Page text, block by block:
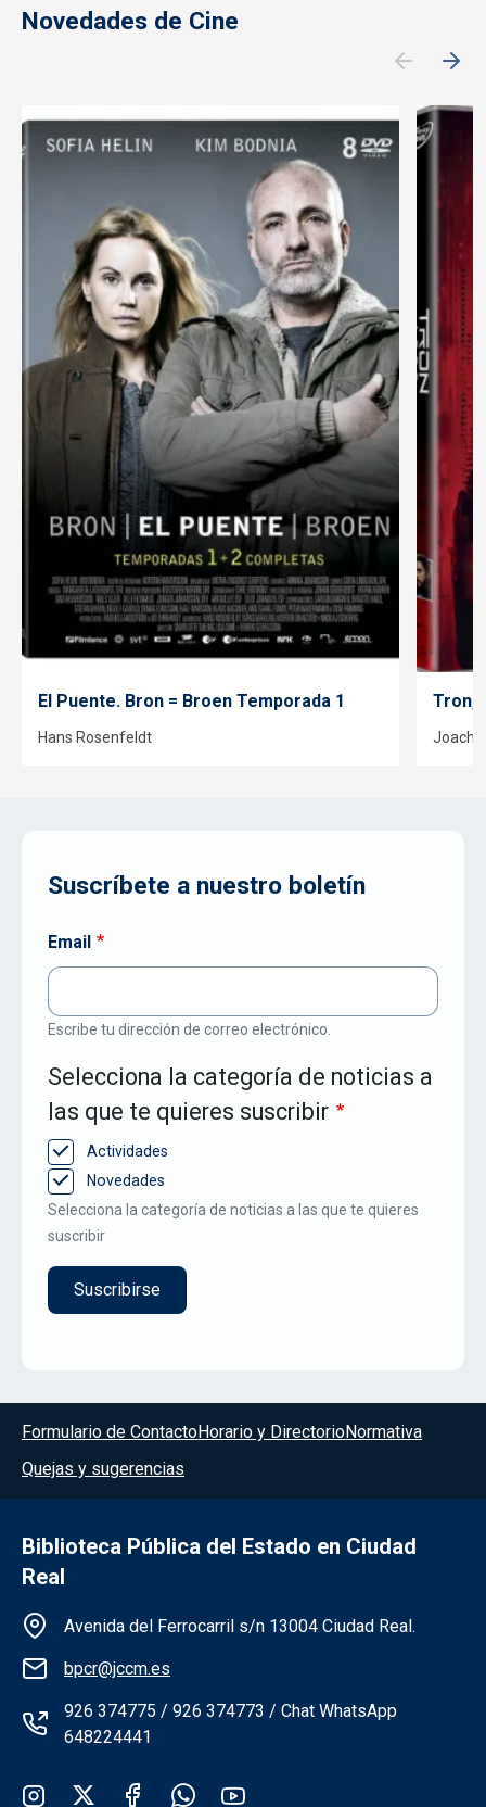
Novedades de Cine
El Puente. Bron = Broen Temporada 1
Hans Rosenfeldt
Tron,
Suscríbete a nuestro boletín
Email
Escribe tu dirección de correo electrónico.
Selecciona la categoría de noticias a
las que te quieres suscribir
Actividades
Novedades
Selecciona la categoría de noticias a las que te quieres
suscribir
Menú del pie
Formulario de ContactoHorario y DirectorioNormativa
Quejas y sugerencias
Biblioteca Pública del Estado en Ciudad
Real
Información de la institución
Avenida del Ferrocarril s/n 13004 Ciudad Real.
bpcr@jccm.es
926 374775 / 926 374773 / Chat WhatsApp
648224441
Redes sociales institución